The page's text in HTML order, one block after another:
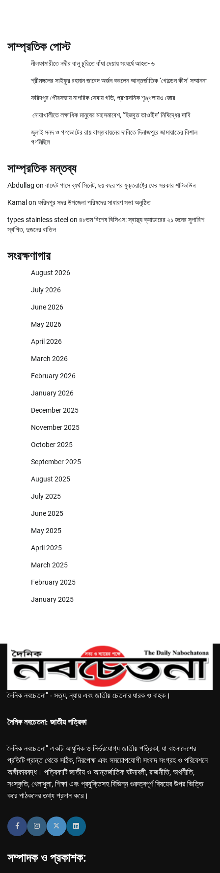
সাম্প্রতিক পোস্ট
নীলফামারীতে নদীর বালু চুরিতে বাঁধা দেয়ায় সংঘর্ষে আহত- ৬
শ্রীমঙ্গলের সাইফুর রহমান জাবেদ অর্জন করলেন আন্তর্জাতিক ‘গোল্ডেন কীস’ সম্মাননা
ফরিদপুর পৌরসভায় নাগরিক সেবায় গতি, প্রশাসনিক শৃঙ্খলায়ও জোর
নোয়াখালীতে লক্ষাধিক মানুষের মহাসমাবেশ, ‘হিজবুত তাওহীদ’ নিষিদ্ধের দাবি
জুলাই সনদ ও গণভোটের রায় বাস্তবায়নের দাবিতে দিনাজপুরে জামায়াতের বিশাল
গণমিছিল
সাম্প্রতিক মন্তব্য
Abdullag on বাজেট পাসে ব্যর্থ সিনেট, ছয় বছর পর যুক্তরাষ্ট্রে ফের সরকার শাটডাউন
Kamal on ফরিদপুর সদর উপজেলা পরিষদের সাধারণ সভা অনুষ্ঠিত
types stainless steel on ৪৮তম বিশেষ বিসিএস: স্বাস্থ্য ক্যাডারের ২১ জনের সুপারিশ
স্থগিত, দুজনের বাতিল
সংরক্ষণাগার
August 2026
July 2026
June 2026
May 2026
April 2026
March 2026
February 2026
January 2026
December 2025
November 2025
October 2025
September 2025
August 2025
July 2025
June 2025
May 2025
April 2025
March 2025
February 2025
January 2025
দৈনিক নবচেতনা" - সত্য, ন্যায় এবং জাতীয় চেতনার ধারক ও বাহক।
দৈনিক নবচেতনা: জাতীয় পত্রিকা
দৈনিক নবচেতনা" একটি আধুনিক ও নির্ভরযোগ্য জাতীয় পত্রিকা, যা বাংলাদেশের
প্রতিটি প্রান্ত থেকে সঠিক, নিরপেক্ষ এবং সময়োপযোগী সংবাদ সংগ্রহ ও পরিবেশনে
অঙ্গীকারবদ্ধ। পত্রিকাটি জাতীয় ও আন্তর্জাতিক ঘটনাবলী, রাজনীতি, অর্থনীতি,
সংস্কৃতি, খেলাধুলা, শিক্ষা এবং প্রযুক্তিসহ বিভিন্ন গুরুত্বপূর্ণ বিষয়ের উপর ভিত্তি
করে পাঠকদের তথ্য প্রদান করে।
সম্পাদক ও প্রকাশক: